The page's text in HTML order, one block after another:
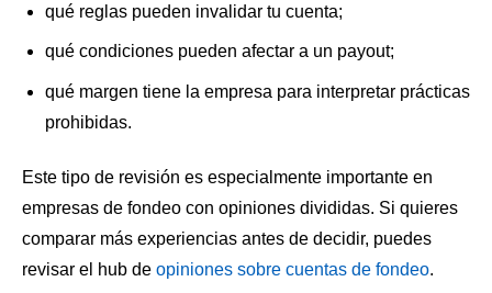
qué reglas pueden invalidar tu cuenta;
qué condiciones pueden afectar a un payout;
qué margen tiene la empresa para interpretar prácticas
prohibidas.
Este tipo de revisión es especialmente importante en
empresas de fondeo con opiniones divididas. Si quieres
comparar más experiencias antes de decidir, puedes
revisar el hub de opiniones sobre cuentas de fondeo.